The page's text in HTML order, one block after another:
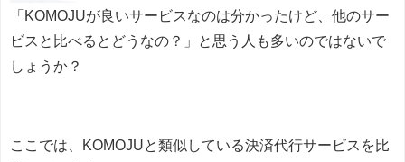
「KOMOJUが良いサービスなのは分かったけど、他のサー
ビスと比べるとどうなの？」と思う人も多いのではないで
しょうか？
ここでは、KOMOJUと類似している決済代行サービスを比